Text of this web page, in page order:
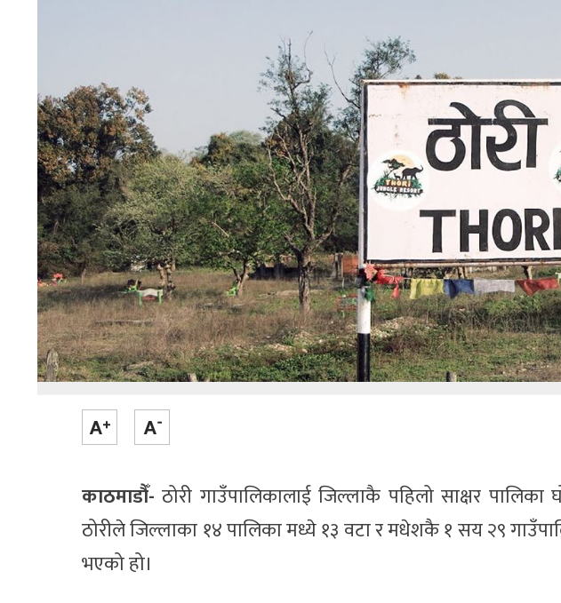
काठमाडौँ- ठोरी गाउँपालिकालाई जिल्लाकै पहिलो साक्षर
ठोरीले जिल्लाका १४ पालिका मध्ये १३ वटा र मधेशकै १ सय २९
भएको हो।